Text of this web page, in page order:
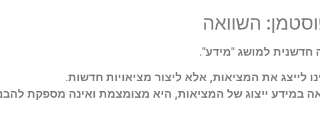
השוואה
חדשנית למושג "מידע".
לייצג את המציאות, אלא ליצור מציאויות חדשות.
במידע ייצוג של המציאות, היא מצומצמת ואינה מספקת